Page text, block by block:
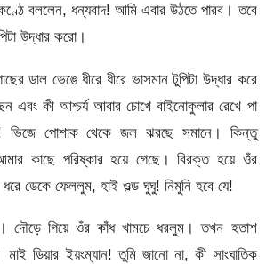
বললেন, ধন্যবাদ! আমি এবার উঠতে পারব। তবে
উদ্ধার করো।
ডাল ভেঙে ধীরে ধীরে ভাসমান টুপিটা উদ্ধার করে
এবং কী আশ্চর্য আবার চোখে বাইনোকুলার রেখে পা
ভিজে পোশাক থেকে জল ঝরছে সমানে। কিন্তু
কাছে পরিষ্কার হয়ে গেছে। বিরক্ত হয়ে ওঁর
ধরে ডেকে ফেললুম, হাই ওল্ড ঘুঘু! নিমুনি হবে যে!
দৌড়ে গিয়ে ওঁর কাঁধ খামচে ধরলুম। তখন হতাশ
মাই ডিয়ার ইয়ংম্যান! তুমি জানো না, কী সাংঘাতিক